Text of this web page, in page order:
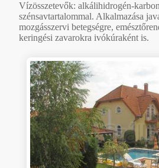
Vízösszetevők: alkálihidrogén-
szénsavtartalommal. Alkalmazása
mozgásszervi betegségre,
keringési zavarokra ivókúraként is.